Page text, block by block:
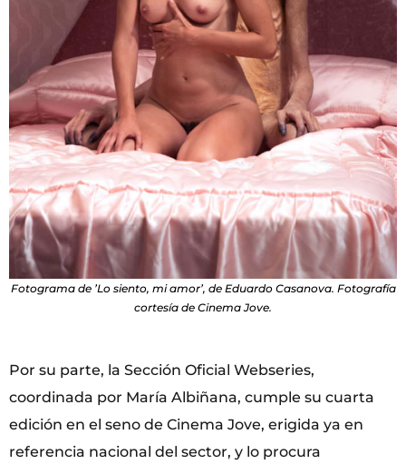
Fotograma de ’Lo siento, mi amor’, de Eduardo Casanova. Fotografía
cortesía de Cinema Jove.
Por su parte, la Sección Oficial Webseries,
coordinada por María Albiñana, cumple su cuarta
edición en el seno de Cinema Jove, erigida ya en
referencia nacional del sector, y lo procura